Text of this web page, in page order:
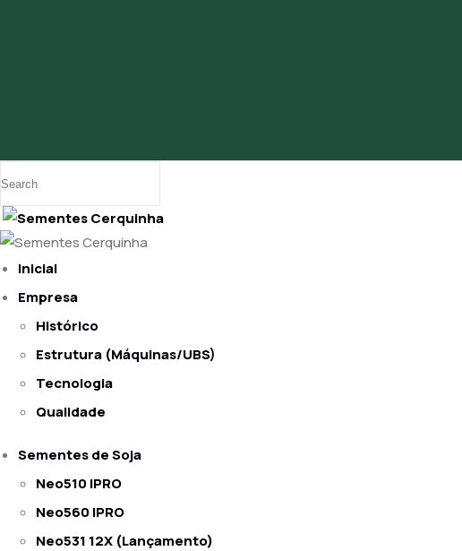
Inicial
Empresa
Histórico
Estrutura (Máquinas/UBS)
Tecnologia
Qualidade
Sementes de Soja
Neo510 IPRO
Neo560 IPRO
Neo531 12X (Lançamento)